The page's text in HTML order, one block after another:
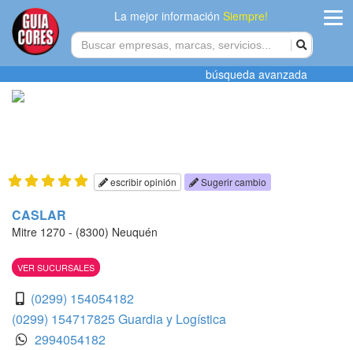
La mejor informaciónSiempre!
Agregar
búsqueda avanzada
escribir opinión Sugerir cambio
CASLAR
Mitre 1270 - (8300) Neuquén
VER SUCURSALES
(0299) 154054182
(0299) 154717825 Guardia y Logística
2994054182